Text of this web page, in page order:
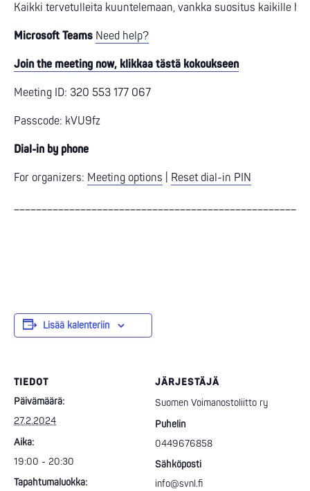
Kaikki tervetulleita kuuntelemaan, vankka suositus kaikille
Microsoft Teams Need help?
Join the meeting now, klikkaa tästä kokoukseen
Meeting ID: 320 553 177 067
Passcode: kVU9fz
Dial-in by phone
For organizers: Meeting options Reset dial-in PIN
Lisää kalenteriin
TIEDOT
Päivämäärä:
27.2.2024
Aika:
19:00 - 20:30
Tapahtumaluokka:
JÄRJESTÄJÄ
Suomen Voimanostoliitto ry
Puhelin
0449676858
Sähköposti
info@svnl.fi